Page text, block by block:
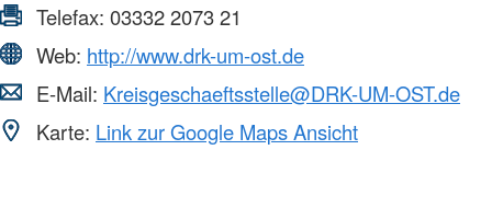
Telefax: 03332 2073 21
Web: http://www.drk-um-ost.de
E-Mail: Kreisgeschaeftsstelle@DRK-UM-OST.de
Karte: Link zur Google Maps Ansicht